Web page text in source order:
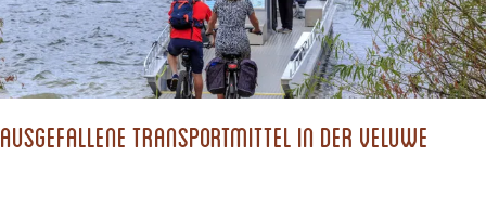
o
l
l
n
e
i
t
i
c
h
h
a
Ausgefallene Transportmittel in der Veluwe